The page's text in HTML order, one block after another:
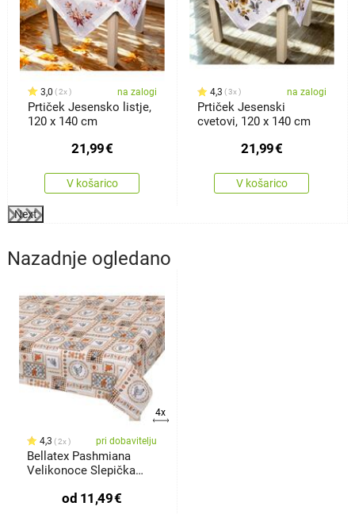
3,0 2x na zalogi
Prtiček Jesensko listje,
120 x 140 cm
21,99€
V košarico
4,3 3x na zalogi
Prtiček Jesenski
cvetovi, 120 x 140 cm
21,99€
V košarico
Next
Nazadnje ogledano
4x
4,3 2x pri dobavitelju
Bellatex Pashmiana
Velikonoce Slepička
od 11,49€